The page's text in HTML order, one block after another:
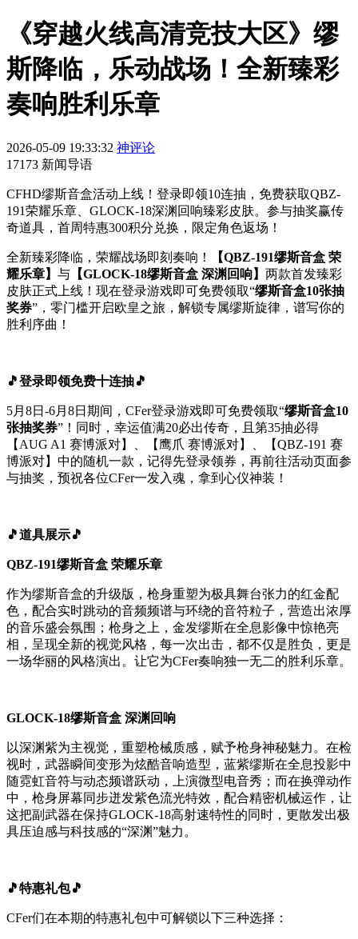
《穿越火线高清竞技大区》缪
斯降临，乐动战场！全新臻彩
奏响胜利乐章
2026-05-09 19:33:32 神评论
17173 新闻导语
CFHD缪斯音盒活动上线！登录即领10连抽，免费获取QBZ-
191荣耀乐章、GLOCK-18深渊回响臻彩皮肤。参与抽奖赢传
奇道具，首周特惠300积分兑换，限定角色返场！
全新臻彩降临，荣耀战场即刻奏响！
【QBZ-191缪斯音盒 荣
耀乐章】 与 【GLOCK-18缪斯音盒 深渊回响】 两款首发臻彩
皮肤正式上线！现在登录游戏即可免费领取“缪斯音盒10张抽
奖券”，零门槛开启欧皇之旅，解锁专属缪斯旋律，谱写你的
胜利序曲！
🎵登录即领免费十连抽🎵
5月8日-6月8日期间，CFer登录游戏即可免费领取“缪斯音盒10
张抽奖券”！同时，幸运值满20必出传奇，且第35抽必得
【AUG A1 赛博派对】、【鹰爪 赛博派对】、【QBZ-191 赛
博派对】中的随机一款，记得先登录领券，再前往活动页面参
与抽奖，预祝各位CFer一发入魂，拿到心仪神装！
🎵道具展示🎵
QBZ-191缪斯音盒 荣耀乐章
作为缪斯音盒的升级版，枪身重塑为极具舞台张力的红金配
色，配合实时跳动的音频频谱与环绕的音符粒子，营造出浓厚
的音乐盛会氛围；枪身之上，金发缪斯在全息影像中惊艳亮
相，呈现全新的视觉风格，每一次出击，都不仅是胜负，更是
一场华丽的风格演出。让它为CFer奏响独一无二的胜利乐章。
GLOCK-18缪斯音盒 深渊回响
以深渊紫为主视觉，重塑枪械质感，赋予枪身神秘魅力。在检
视时，武器瞬间变形为炫酷音响造型，蓝紫缪斯在全息投影中
随霓虹音符与动态频谱跃动，上演微型电音秀；而在换弹动作
中，枪身屏幕同步迸发紫色流光特效，配合精密机械运作，让
这把副武器在保持GLOCK-18高射速特性的同时，更散发出极
具压迫感与科技感的“深渊”魅力。
🎵特惠礼包🎵
CFer们在本期的特惠礼包中可解锁以下三种选择：